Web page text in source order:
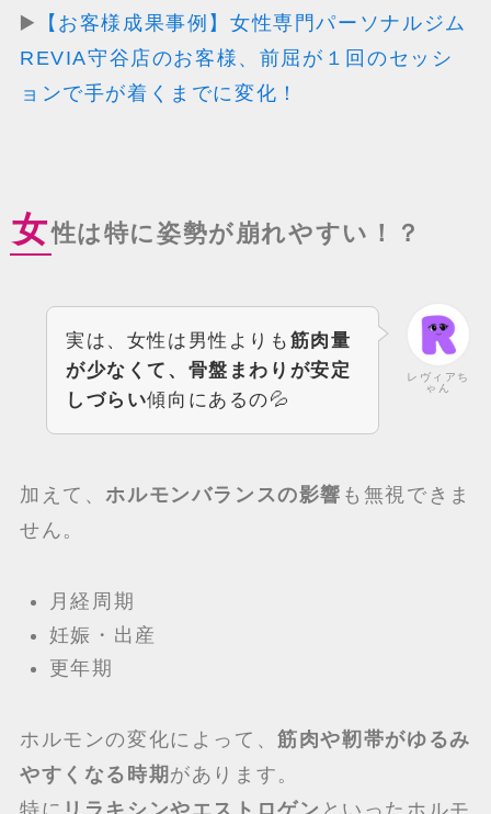
▶️
【お客様成果事例】女性専門パーソナルジム
REVIA守谷店のお客様、前屈が１回のセッシ
ョンで手が着くまでに変化！
女性は特に姿勢が崩れやすい！？
レヴィアち
ゃん
実は、女性は男性よりも 筋肉量
が少なくて、骨盤まわりが安定
しづらい傾向にあるの💦
加えて、ホルモンバランスの影響 も無視できま
せん。
月経周期
妊娠・出産
更年期
ホルモンの変化によって、筋肉や靭帯がゆるみ
やすくなる時期 があります。